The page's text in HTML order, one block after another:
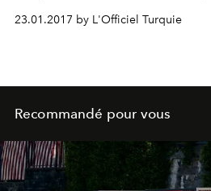
23.01.2017 by L'Officiel Turquie
Recommandé pour vous